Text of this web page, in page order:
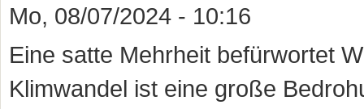
Mo, 08/07/2024 - 10:16
Eine satte Mehrheit befürwortet
Klimwandel ist eine große